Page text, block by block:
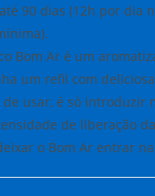
90 dias (12h por dia
Bom Ar é um
um refil com
de usar, é só introduzir
de liberação da
o Bom Ar entrar